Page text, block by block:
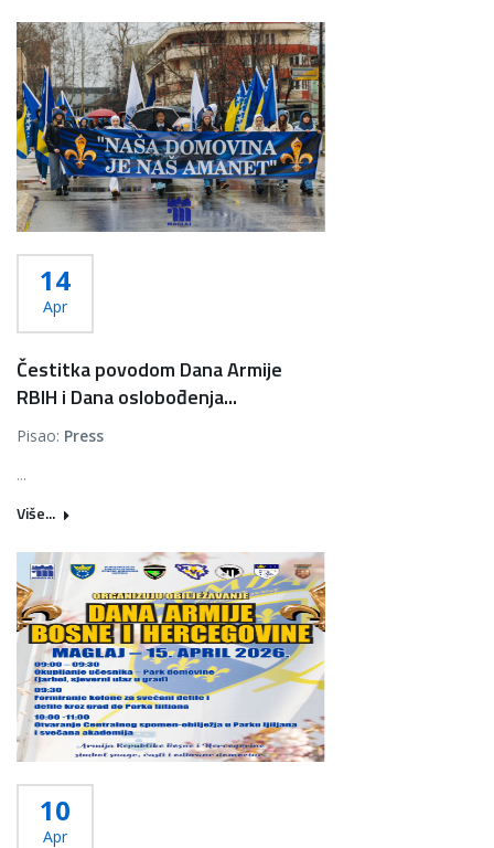
14
Apr
Čestitka povodom Dana Armije
RBIH i Dana oslobođenja...
Pisao: Press
...
Više...
10
Apr